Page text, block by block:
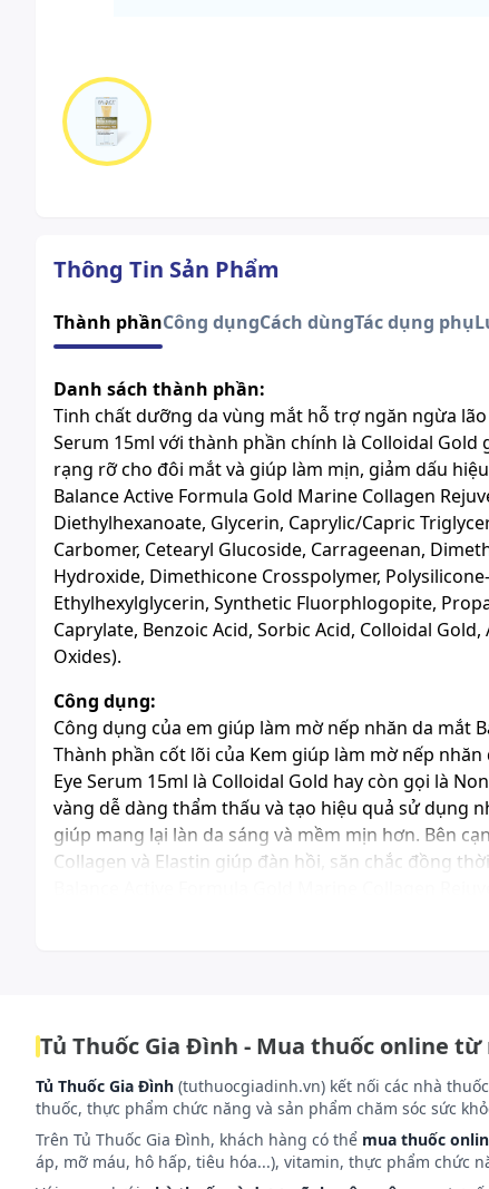
Thông Tin Sản Phẩm
Thành phầnCông dụngCách dùngTác dụng phụ
Danh sách thành phần:
Tinh chất dưỡng da vùng mắt hỗ trợ ngăn ngừa
Serum 15ml với thành phần chính là Colloidal
rạng rỡ cho đôi mắt và giúp làm mịn, giảm dấu
Balance Active Formula Gold Marine Collagen
Diethylhexanoate, Glycerin, Caprylic/Capric
Carbomer, Cetearyl Glucoside, Carrageenan,
Hydroxide, Dimethicone Crosspolymer,
Ethylhexylglycerin, Synthetic Fluorphlogopite,
Caprylate, Benzoic Acid, Sorbic Acid, Colloidal
Oxides).
Công dụng:
Công dụng của em giúp làm mờ nếp nhăn da mắt
Thành phần cốt lõi của Kem giúp làm mờ nếp
Eye Serum 15ml là Colloidal Gold hay còn gọi là
vàng dễ dàng thẩm thấu và tạo hiệu quả sử dụng
giúp mang lại làn da sáng và mềm mịn hơn. Bên
Collagen và Elastin giúp đàn hồi, săn chắc đồng
Balance Active Formula Gold Marine Collagen
độ ẩm được cung cấp. Tuy nhiên với thành phần
nước trên bề mặt da. Hỗ trợ khả năng duy trì độ
bỏ các vết chân chim một cách dễ dàng.
Cách dùng và liều dùng:
Bước 1: Dùng ngón đeo nhẫn chấm kem dưỡng
Tủ Thuốc Gia Đình - Mua thuốc online
Tủ Thuốc Gia Đình (tuthuocgiadinh.vn) kết nối các nhà
thuốc, thực phẩm chức năng và sản phẩm chăm sóc sức
Trên Tủ Thuốc Gia Đình, khách hàng có thể mua thuốc
áp, mỡ máu, hô hấp, tiêu hóa...), vitamin, thực phẩm chức